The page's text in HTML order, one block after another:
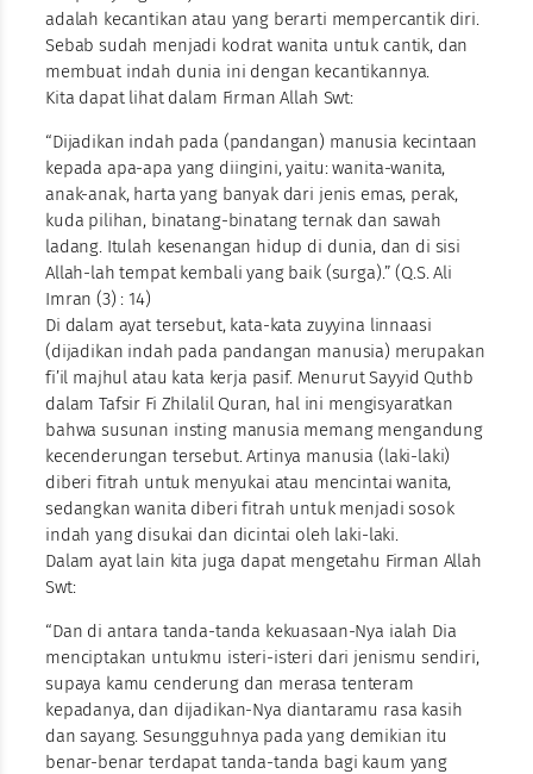
adalah kecantikan atau yang berarti mempercantik diri.
Sebab sudah menjadi kodrat wanita untuk cantik, dan
membuat indah dunia ini dengan kecantikannya.
Kita dapat lihat dalam Firman Allah Swt:
“Dijadikan indah pada (pandangan) manusia kecintaan
kepada apa-apa yang diingini, yaitu: wanita-wanita,
anak-anak, harta yang banyak dari jenis emas, perak,
kuda pilihan, binatang-binatang ternak dan sawah
ladang. Itulah kesenangan hidup di dunia, dan di sisi
Allah-lah tempat kembali yang baik (surga).” (Q.S. Ali
Imran (3) : 14)
Di dalam ayat tersebut, kata-kata zuyyina linnaasi
(dijadikan indah pada pandangan manusia) merupakan
fi’il majhul atau kata kerja pasif. Menurut Sayyid Quthb
dalam Tafsir Fi Zhilalil Quran, hal ini mengisyaratkan
bahwa susunan insting manusia memang mengandung
kecenderungan tersebut. Artinya manusia (laki-laki)
diberi fitrah untuk menyukai atau mencintai wanita,
sedangkan wanita diberi fitrah untuk menjadi sosok
indah yang disukai dan dicintai oleh laki-laki.
Dalam ayat lain kita juga dapat mengetahu Firman Allah
Swt:
“Dan di antara tanda-tanda kekuasaan-Nya ialah Dia
menciptakan untukmu isteri-isteri dari jenismu sendiri,
supaya kamu cenderung dan merasa tenteram
kepadanya, dan dijadikan-Nya diantaramu rasa kasih
dan sayang. Sesungguhnya pada yang demikian itu
benar-benar terdapat tanda-tanda bagi kaum yang